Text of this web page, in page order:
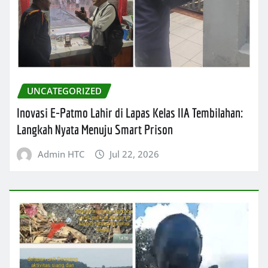
UNCATEGORIZED
Inovasi E-Patmo Lahir di Lapas Kelas IIA Tembilahan:
Langkah Nyata Menuju Smart Prison
Admin HTC Jul 22, 2026